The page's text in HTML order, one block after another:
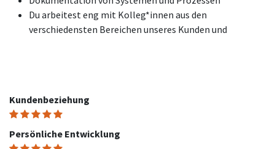
Du arbeitest eng mit Kolleg*innen aus den
verschiedensten Bereichen unseres Kunden und
Kundenbeziehung
Persönliche Entwicklung